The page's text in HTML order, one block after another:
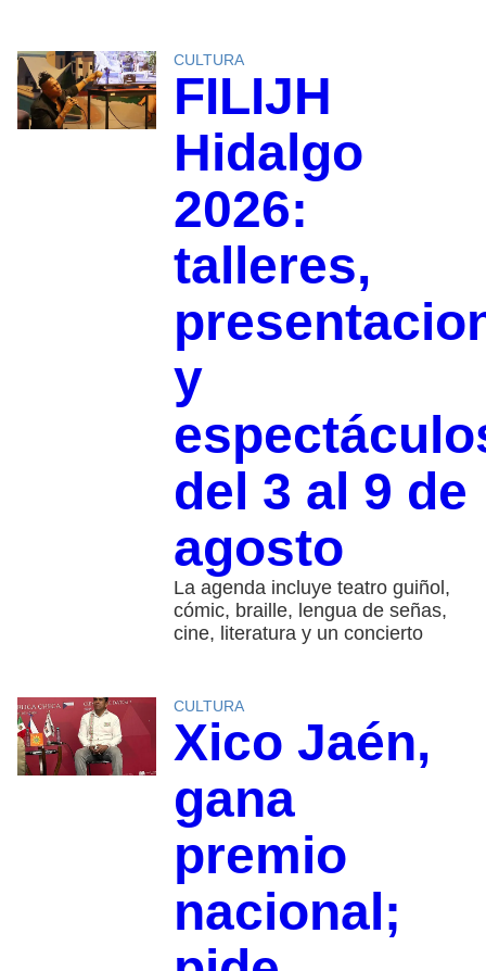
CULTURA
FILIJH
Hidalgo
2026:
talleres,
y
del 3 al 9 de
agosto
La agenda incluye teatro guiñol,
cómic, braille, lengua de señas,
cine, literatura y un concierto
CULTURA
Xico Jaén,
gana
premio
nacional;